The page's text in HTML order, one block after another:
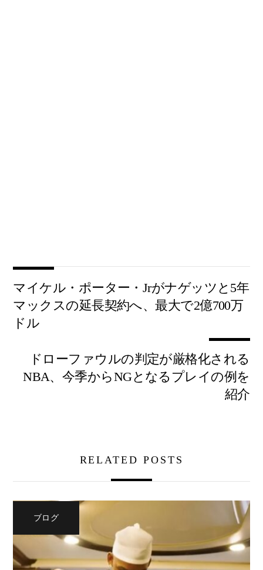
マイケル・ポーター・Jrがナゲッツと5年
マックスの延長契約へ、最大で2億700万
ドル
ドローファウルの判定が厳格化される
NBA、今季からNGとなるプレイの例を
紹介
RELATED POSTS
ブログ